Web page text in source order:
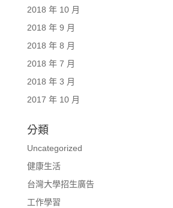
2018 年 10 月
2018 年 9 月
2018 年 8 月
2018 年 7 月
2018 年 3 月
2017 年 10 月
分類
Uncategorized
健康生活
台灣大學招生廣告
工作學習